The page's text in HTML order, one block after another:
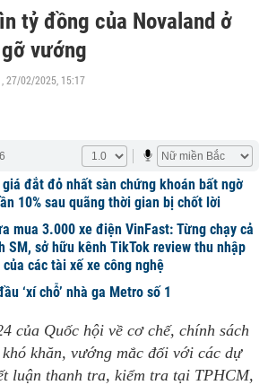
tỷ đồng của Novaland ở
vướng
, 27/02/2025, 15:17
đắt đỏ nhất sàn chứng khoán bất ngờ
10% sau quãng thời gian bị chốt lời
mua 3.000 xe điện VinFast: Từng chạy cả
SM, sở hữu kênh TikTok review thu nhập
các tài xế xe công nghệ
‘xí chỗ’ nhà ga Metro số 1
của Quốc hội về cơ chế, chính sách
khăn, vướng mắc đối với các dự
luận thanh tra, kiểm tra tại TPHCM,